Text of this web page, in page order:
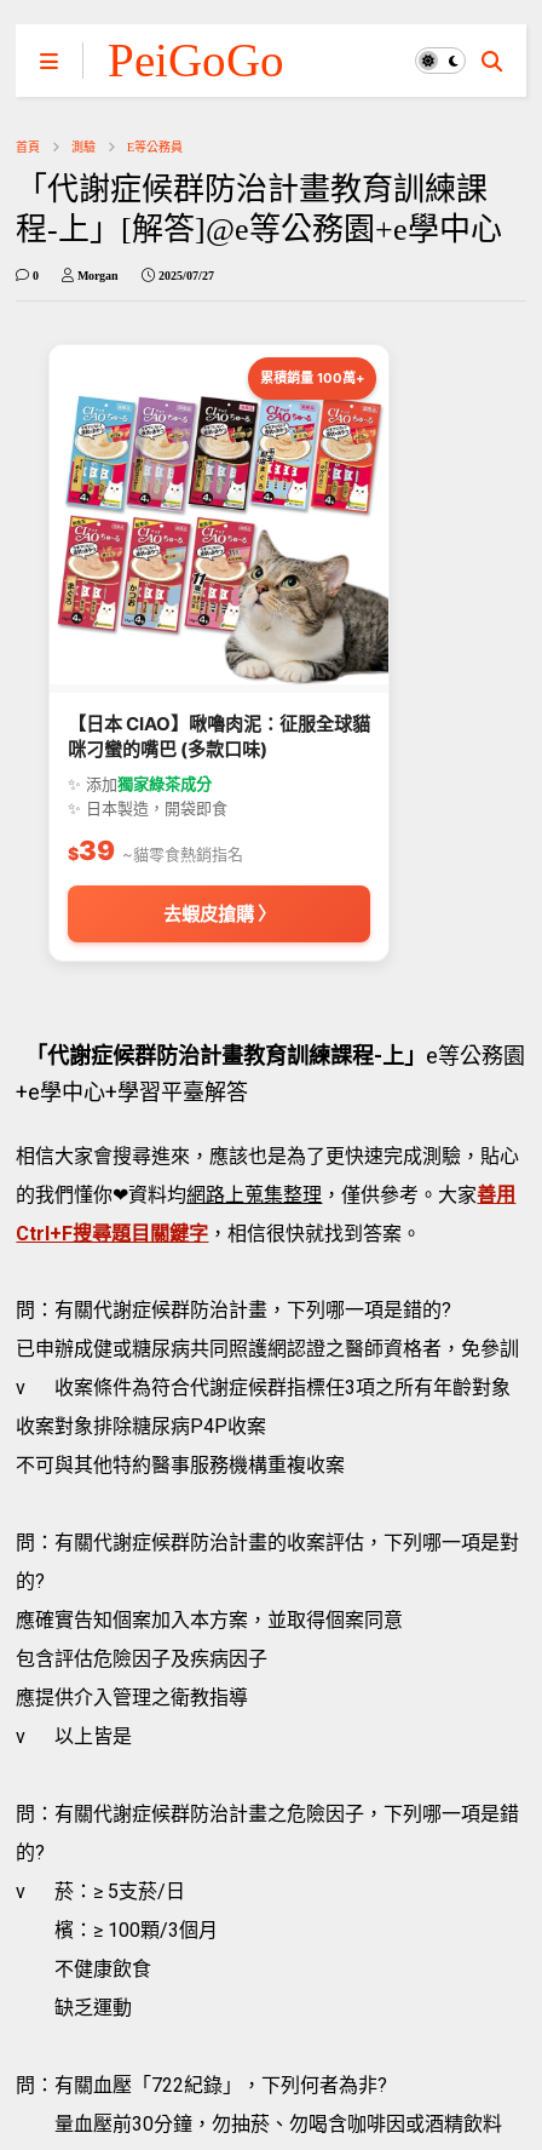
PeiGoGo
首頁 測驗 E等公務員
「代謝症候群防治計畫教育訓練課
程-上」[解答]@e等公務園+e學中心
0 Morgan 2025/07/27
累積銷量 100萬+
【日本 CIAO】啾嚕肉泥：征服全球貓
咪刁蠻的嘴巴 (多款口味)
✨ 添加獨家綠茶成分
✨ 日本製造，開袋即食
$39 ~貓零食熱銷指名
去蝦皮搶購 〉
「代謝症候群防治計畫教育訓練課程-上」 e等公務園
+e學中心+學習平臺解答
相信大家會搜尋進來，應該也是為了更快速完成測驗，貼心
的我們懂你❤資料均網路上蒐集整理 ，僅供參考。大家善用
Ctrl+F搜尋題目關鍵字 ，相信很快就找到答案。
問：有關代謝症候群防治計畫，下列哪一項是錯的?
已申辦成健或糖尿病共同照護網認證之醫師資格者，免參訓
v
收案條件為符合代謝症候群指標任3項之所有年齡對象
收案對象排除糖尿病P4P收案
不可與其他特約醫事服務機構重複收案
問：有關代謝症候群防治計畫的收案評估，下列哪一項是對
的?
應確實告知個案加入本方案，並取得個案同意
包含評估危險因子及疾病因子
應提供介入管理之衛教指導
v
以上皆是
問：有關代謝症候群防治計畫之危險因子，下列哪一項是錯
的?
v
菸：≥ 5支菸/日
檳：≥ 100顆/3個月
不健康飲食
缺乏運動
問：有關血壓「722紀錄」，下列何者為非?
量血壓前30分鐘，勿抽菸、勿喝含咖啡因或酒精飲料